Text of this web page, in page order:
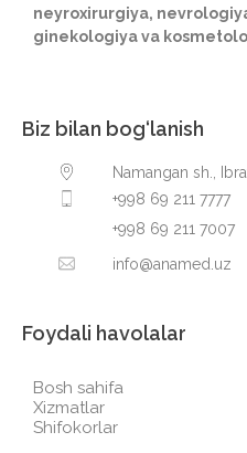
neyroxirurgiya,
ginekologiya va
Biz bilan bog‘lanish
Namangan sh.,
+998 69 211 7777
+998 69 211 7007
info@anamed.uz
Foydali havolalar
Bosh sahifa
Xizmatlar
Shifokorlar